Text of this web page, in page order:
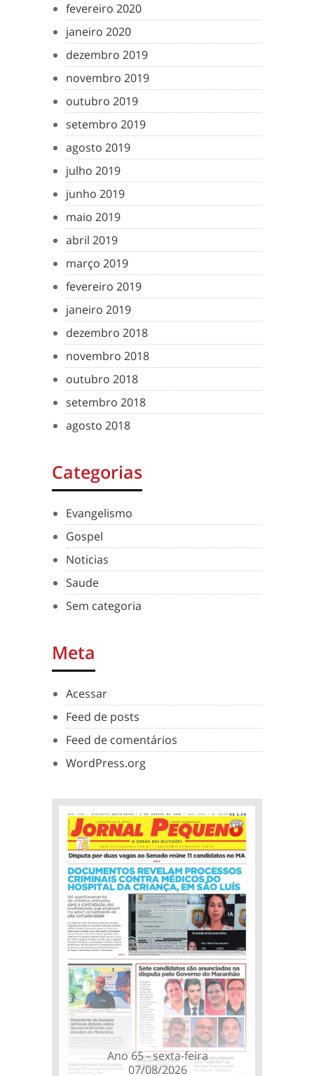
fevereiro 2020
janeiro 2020
dezembro 2019
novembro 2019
outubro 2019
setembro 2019
agosto 2019
julho 2019
junho 2019
maio 2019
abril 2019
março 2019
fevereiro 2019
janeiro 2019
dezembro 2018
novembro 2018
outubro 2018
setembro 2018
agosto 2018
Categorias
Evangelismo
Gospel
Noticias
Saude
Sem categoria
Meta
Acessar
Feed de posts
Feed de comentários
WordPress.org
Ano 65 - sexta-feira
07/08/2026